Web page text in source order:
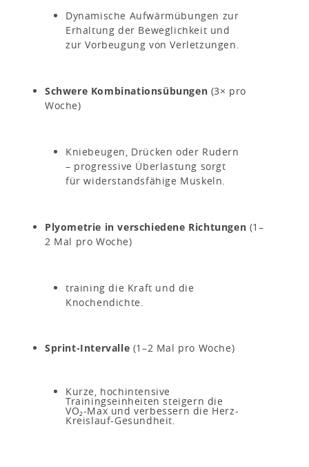
Dynamische Aufwärmübungen zur
Erhaltung der Beweglichkeit und
zur Vorbeugung von Verletzungen.
Schwere Kombinationsübungen (3× pro
Woche)
Kniebeugen, Drücken oder Rudern
– progressive Überlastung sorgt
für widerstandsfähige Muskeln.
Plyometrie in verschiedene Richtungen (1–
2 Mal pro Woche)
training die Kraft und die
Knochendichte.
Sprint-Intervalle (1–2 Mal pro Woche)
Kurze, hochintensive
Trainingseinheiten steigern die
VO₂-Max und verbessern die Herz-
Kreislauf-Gesundheit.